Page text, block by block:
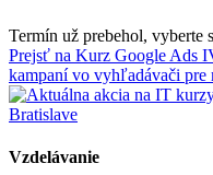
Termín už prebehol, vyberte
Prejsť na Kurz Google Ads
kampaní vo vyhľadávači pre
Vzdelávanie